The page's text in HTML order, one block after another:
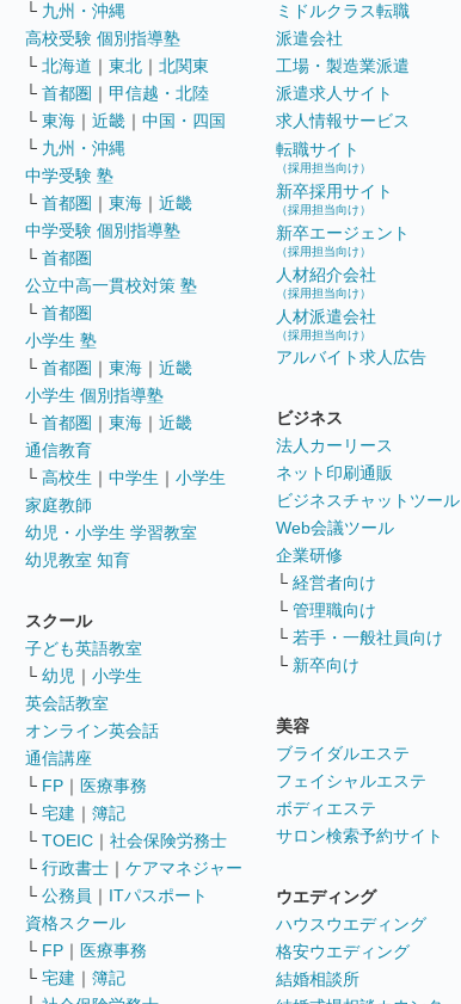
└ 九州・沖縄
高校受験 個別指導塾
└ 北海道 ｜ 東北 ｜ 北関東
└ 首都圏 ｜ 甲信越・北陸
└ 東海 ｜ 近畿 ｜ 中国・四国
└ 九州・沖縄
中学受験 塾
└ 首都圏 ｜ 東海 ｜ 近畿
中学受験 個別指導塾
└ 首都圏
公立中高一貫校対策 塾
└ 首都圏
小学生 塾
└ 首都圏 ｜ 東海 ｜ 近畿
小学生 個別指導塾
└ 首都圏 ｜ 東海 ｜ 近畿
通信教育
└ 高校生 ｜ 中学生 ｜ 小学生
家庭教師
幼児・小学生 学習教室
幼児教室 知育
スクール
子ども英語教室
└ 幼児 ｜ 小学生
英会話教室
オンライン英会話
通信講座
└ FP ｜ 医療事務
└ 宅建 ｜ 簿記
└ TOEIC ｜ 社会保険労務士
└ 行政書士 ｜ ケアマネジャー
└ 公務員 ｜ ITパスポート
資格スクール
└ FP ｜ 医療事務
└ 宅建 ｜ 簿記
ミドルクラス転職
派遣会社
工場・製造業派遣
派遣求人サイト
求人情報サービス
転職サイト
（採用担当向け）
新卒採用サイト
（採用担当向け）
新卒エージェント
（採用担当向け）
人材紹介会社
（採用担当向け）
人材派遣会社
（採用担当向け）
アルバイト求人広告
ビジネス
法人カーリース
ネット印刷通販
ビジネスチャットツール
Web会議ツール
企業研修
└ 経営者向け
└ 管理職向け
└ 若手・一般社員向け
└ 新卒向け
美容
ブライダルエステ
フェイシャルエステ
ボディエステ
サロン検索予約サイト
ウエディング
ハウスウエディング
格安ウエディング
結婚相談所